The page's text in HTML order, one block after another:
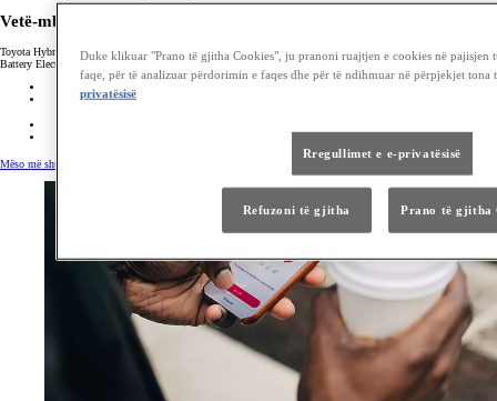
Vetë-mbushja
Toyota Hybrids i mbushin vetë bateritë e tyre kur frenojnë dhe lëvizin, kështu që ndryshe nga automjetet
Battery Electric nuk duhet të shqetësoheni kurrë për distancën e baterive.
Mëso më shumë
Duke klikuar "Prano të gjitha Cookies", ju pranoni ruajtjen e cookies në pajisjen
faqe, për të analizuar përdorimin e faqes dhe për të ndihmuar në përpjekjet tona
privatësisë
Rregullimet e e-privatësisë
Refuzoni të gjitha Prano të gjitha